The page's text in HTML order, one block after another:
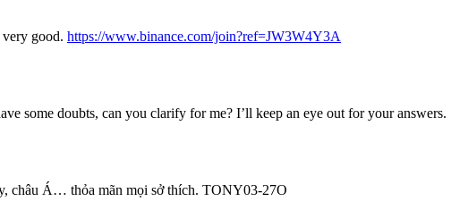
good. https://www.binance.com/join?ref=JW3W4Y3A
some doubts, can you clarify for me? I’ll keep an eye out for your answers.
châu Á… thỏa mãn mọi sở thích. TONY03-27O